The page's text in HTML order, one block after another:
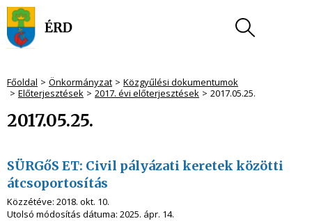
Főoldal Önkormányzat
Közgyűlési dokumentumok
Előterjesztések
2017. évi előterjesztések 2017.05.25.
2017.05.25.
SÜRGőS ET: Civil pályázati keretek közötti
átcsoportosítás
Közzétéve: 2018. okt. 10.
Utolsó módosítás dátuma: 2025. ápr. 14.